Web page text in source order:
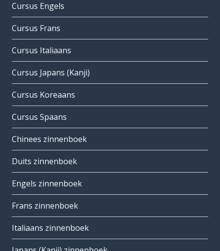
Cursus Engels
Cursus Frans
Cursus Italiaans
Cursus Japans (Kanji)
Cursus Koreaans
Cursus Spaans
Chinees zinnenboek
Duits zinnenboek
Engels zinnenboek
Frans zinnenboek
Italiaans zinnenboek